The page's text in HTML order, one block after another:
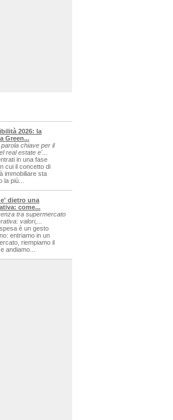
2026: la
Green...
chiave per il
real estate e'...
in una fase
cui il concetto di
immobiliare sta
la più...
dietro una
come...
tra supermercato
valori,...
è un gesto
entriamo in un
riempiamo il
andiamo...